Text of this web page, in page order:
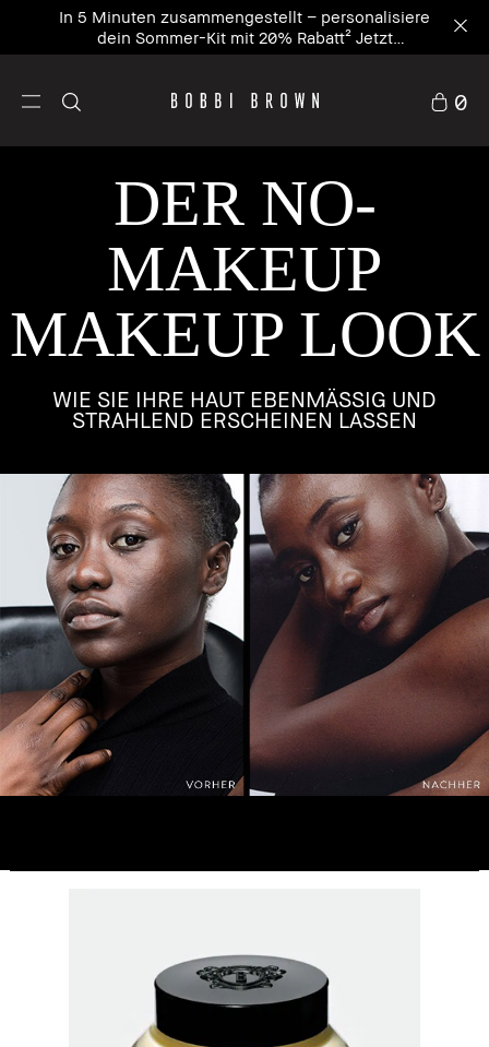
In 5 Minuten zusammengestellt – personalisiere
dein Sommer-Kit mit 20% Rabatt² Jetzt
personalisieren
0
DER NO-
MAKEUP
MAKEUP LOOK
WIE SIE IHRE HAUT EBENMÄSSIG UND
STRAHLEND ERSCHEINEN LASSEN